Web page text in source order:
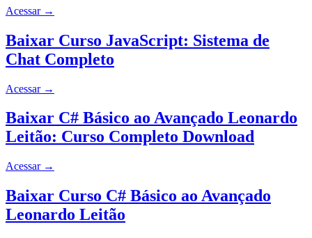
Acessar →
Baixar Curso JavaScript: Sistema de
Chat Completo
Acessar →
Baixar C# Básico ao Avançado Leonardo
Leitão: Curso Completo Download
Acessar →
Baixar Curso C# Básico ao Avançado
Leonardo Leitão